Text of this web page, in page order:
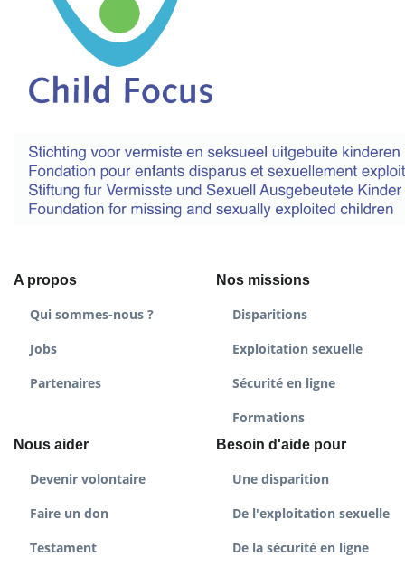
A propos
Qui sommes-nous ?
Jobs
Partenaires
Nos missions
Disparitions
Exploitation sexuelle
Sécurité en ligne
Formations
Nous aider
Devenir volontaire
Faire un don
Testament
Besoin d'aide pour
Une disparition
De l'exploitation sexuelle
De la sécurité en ligne